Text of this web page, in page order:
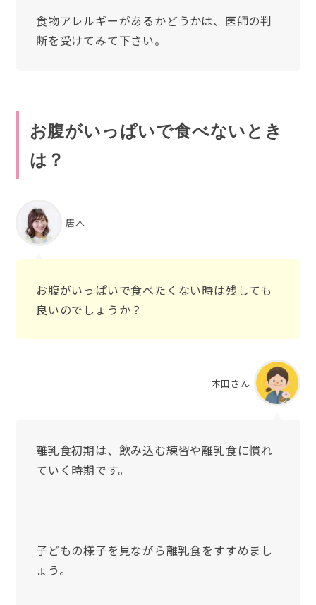
食物アレルギーがあるかどうかは、医師の判
断を受けてみて下さい。
お腹がいっぱいで食べないとき
は？
唐木
お腹がいっぱいで食べたくない時は残しても
良いのでしょうか？
本田さん
離乳食初期は、飲み込む練習や離乳食に慣れ
ていく時期です。
子どもの様子を見ながら離乳食をすすめまし
ょう。